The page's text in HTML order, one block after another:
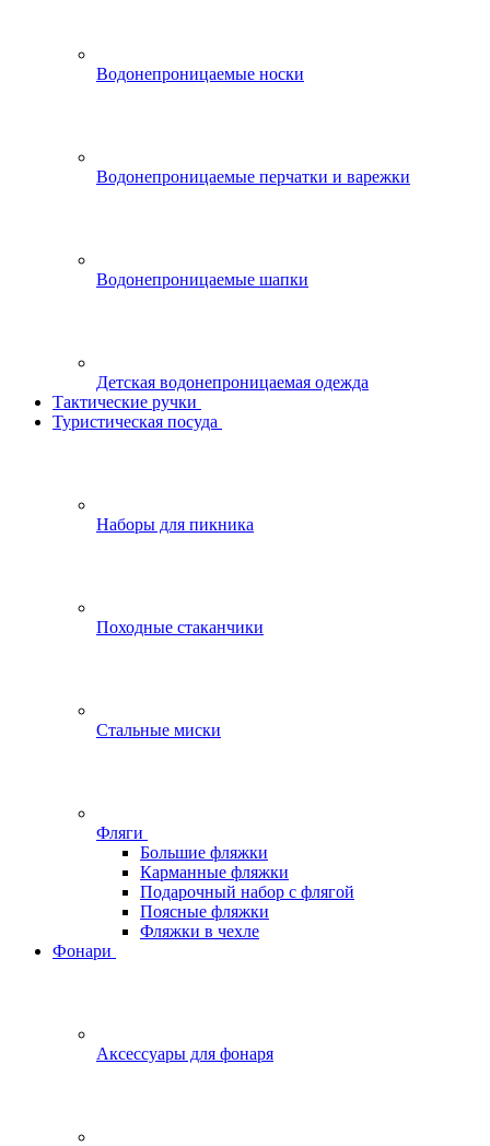
Водонепроницаемые носки
Водонепроницаемые перчатки и варежки
Водонепроницаемые шапки
Детская водонепроницаемая одежда
Тактические ручки
Туристическая посуда
Наборы для пикника
Походные стаканчики
Стальные миски
Фляги
Большие фляжки
Карманные фляжки
Подарочный набор с флягой
Поясные фляжки
Фляжки в чехле
Фонари
Аксессуары для фонаря